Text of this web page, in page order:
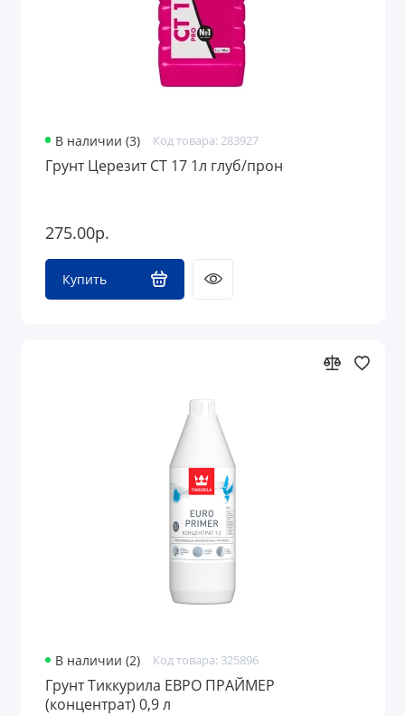
В наличии (3) Код товара: 283927
Грунт Церезит CT 17 1л глуб/прон
275.00р.
Купить
В наличии (2) Код товара: 325896
Грунт Тиккурила ЕВРО ПРАЙМЕР
(концентрат) 0,9 л